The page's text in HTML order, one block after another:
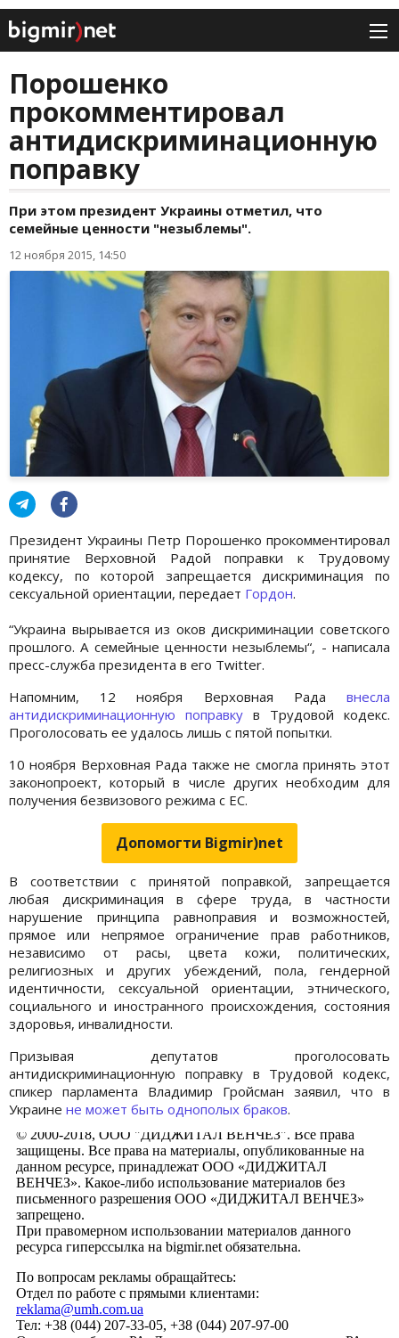
Порошенко
прокомментировал
антидискриминационную
поправку
При этом президент Украины отметил, что
семейные ценности "незыблемы".
12 ноября 2015, 14:50
Президент Украины Петр Порошенко прокомментировал
принятие Верховной Радой поправки к Трудовому
кодексу, по которой запрещается дискриминация по
сексуальной ориентации, передает Гордон.
“Украина вырывается из оков дискриминации советского
прошлого. А семейные ценности незыблемы“, - написала
пресс-служба президента в его Twitter.
Напомним, 12 ноября Верховная Рада внесла
антидискриминационную поправку в Трудовой кодекс.
Проголосовать ее удалось лишь с пятой попытки.
10 ноября Верховная Рада также не смогла принять этот
законопроект, который в числе других необходим для
получения безвизового режима с ЕС.
Допомогти Bigmir)net
В соответствии с принятой поправкой, запрещается
любая дискриминация в сфере труда, в частности
нарушение принципа равноправия и возможностей,
прямое или непрямое ограничение прав работников,
независимо от расы, цвета кожи, политических,
религиозных и других убеждений, пола, гендерной
идентичности, сексуальной ориентации, этнического,
социального и иностранного происхождения, состояния
здоровья, инвалидности.
Призывая депутатов проголосовать
антидискриминационную поправку в Трудовой кодекс,
спикер парламента Владимир Гройсман заявил, что в
Украине не может быть однополых браков.